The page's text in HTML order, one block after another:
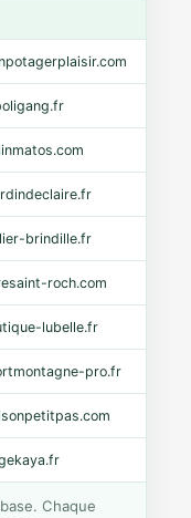
brindille.fr
roch.com
lubelle.fr
pro.fr
Chaque